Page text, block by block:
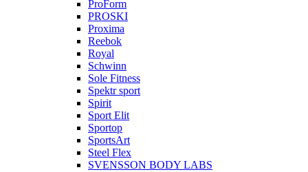
ProForm
PROSKI
Proxima
Reebok
Royal
Schwinn
Sole Fitness
Spektr sport
Spirit
Sport Elit
Sportop
SportsArt
Steel Flex
SVENSSON BODY LABS